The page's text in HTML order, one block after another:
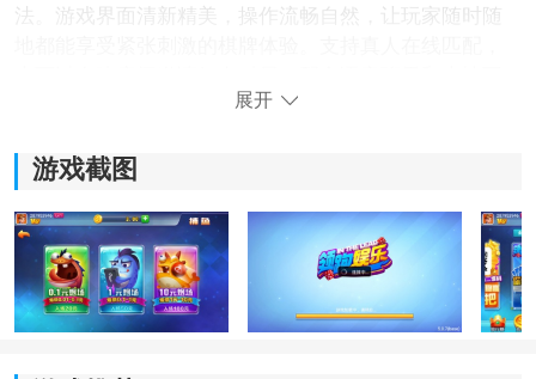
法。游戏界面清新精美，操作流畅自然，让玩家随时随
动，让每场对局不仅比拼牌技，还能增添社交乐趣。此
币、道具奖励，甚至可兑换实物礼品，让游戏娱乐与奖
励兼得。
领跑棋牌特色
简单易上手：操作直观明了，新手也能快速掌握，绿色
健康平台，严格抵制作弊行为，一键登录即可加入对
展开
游戏截图